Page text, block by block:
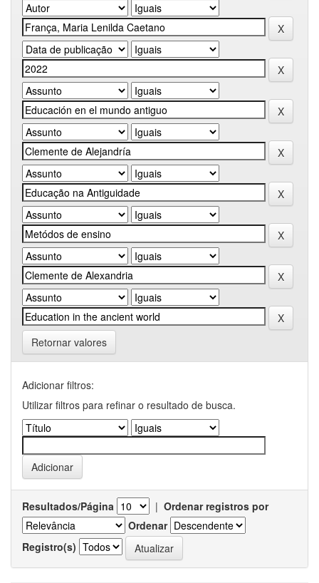
Retornar valores
Adicionar filtros:
Utilizar filtros para refinar o resultado de busca.
Resultados/Página | Ordenar registros por
Ordenar
Registro(s)